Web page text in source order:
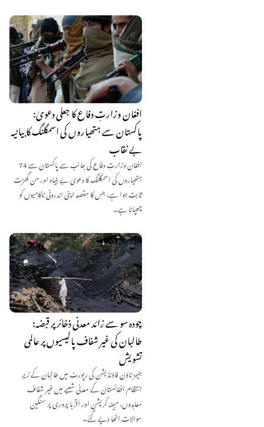
افغان وزارتِ دفاع کا جعلی دعویٰ:
پاکستان سے ہتھیاروں کی اسمگلنگ کا بیانیہ
بے نقاب
افغان وزارتِ دفاع کی جانب سے پاکستان سے 74
ہتھیاروں کی اسمگلنگ کا دعویٰ بے بنیاد اور من گھڑت
ثابت ہوا ہے، جس کا مقصد اپنی اندرونی ناکامیوں کو
چھپانا ہے۔
چودہ سو سے زائد معدنی ذخائر پر قبضہ:
طالبان کی غیر شفاف پالیسیوں پر عالمی
تشویش
جیمز ٹاؤن فاؤنڈیشن کی رپورٹ میں طالبان کے زیرِ
انتظام افغانستان کے معدنی شعبے میں غیر شفاف
معاہدوں، مبینہ کرپشن اور اقربا پروری پر سنگین
سوالات اٹھا دیے گئے۔